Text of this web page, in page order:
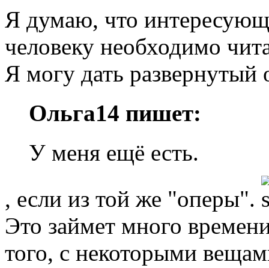
Я думаю, что
человеку необходимо
Я могу дать развернутый
Ольга14 пишет:
У меня ещё есть.
, если из той же "оперы".
Это займет много
того, с некоторыми